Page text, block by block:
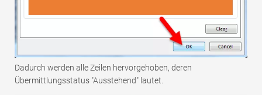
Dadurch werden alle Zeilen hervorgehoben, deren
Übermittlungsstatus "Ausstehend" lautet.